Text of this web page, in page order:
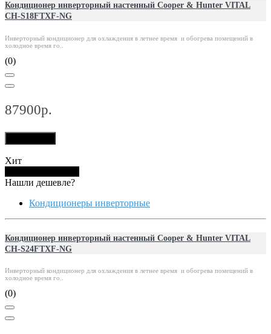
Кондиционер инверторный настенный Cooper & Hunter VITAL
CH-S18FTXF-NG
Инверторный кондиционер для охлаждения в летнее время и обогрева помещений в
холодное время го..
(0)
87900р.
Хит
Нашли дешевле?
Кондиционеры инверторные
Кондиционер инверторный настенный Cooper & Hunter VITAL
CH-S24FTXF-NG
Инверторный кондиционер для охлаждения в летнее время и обогрева помещений в
холодное время го..
(0)